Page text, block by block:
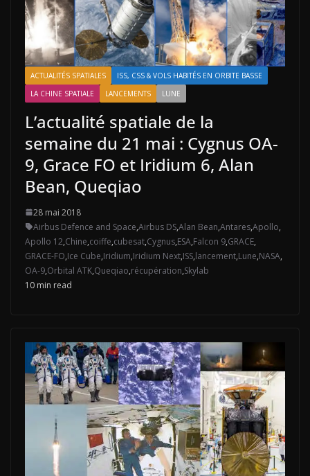
ACTUALITÉS SPATIALES
ISS, CSS & VOLS HABITÉS EN ORBITE BASSE
LA CHINE SPATIALE
LANCEMENTS LUNE
L’actualité spatiale de la
semaine du 21 mai : Cygnus OA-
9, Grace FO et Iridium 6, Alan
Bean, Queqiao
28 mai 2018
Airbus Defence and Space,Airbus DS,Alan Bean,Antares,Apollo,
Apollo 12,Chine,coiffe,cubesat,Cygnus,ESA,Falcon 9,GRACE,
GRACE-FO,Ice Cube,Iridium,Iridium Next,ISS,lancement,Lune,NASA,
OA-9,Orbital ATK,Queqiao,récupération,Skylab
10 min read